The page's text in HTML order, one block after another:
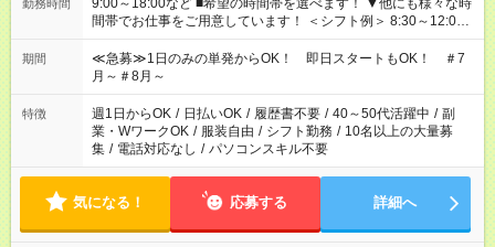
勤務時間
9:00～18:00など ■希望の時間帯を選べます！ ▼他にも様々な時
間帯でお仕事をご用意しています！ ＜シフト例＞ 8:30～12:00
17:00～22:00 13:00～22:00 22:00～翌6:00 など
期間
≪急募≫1日のみの単発からOK！ 即日スタートもOK！ ＃7
月～＃8月～
特徴 週1日からOK / 日払いOK / 履歴書不要 / 40～50代活躍中 / 副
業・WワークOK / 服装自由 / シフト勤務 / 10名以上の大量募
集 / 電話対応なし / パソコンスキル不要
気になる！ 応募する 詳細へ